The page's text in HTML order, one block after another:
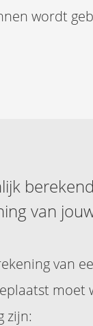
wordt
van
van
moet
zijn: